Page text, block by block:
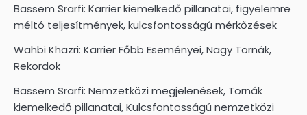
Bassem Srarfi: Karrier kiemelkedő pillanatai, figyelemre
méltó teljesítmények, kulcsfontosságú mérkőzések
Wahbi Khazri: Karrier Főbb Eseményei, Nagy Tornák,
Rekordok
Bassem Srarfi: Nemzetközi megjelenések, Tornák
kiemelkedő pillanatai, Kulcsfontosságú nemzetközi